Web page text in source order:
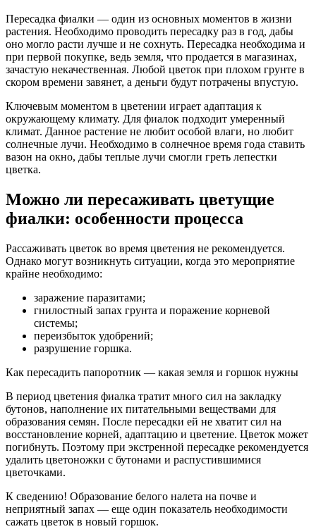
Пересадка фиалки — один из основных моментов в жизни
растения. Необходимо проводить пересадку раз в год, дабы
оно могло расти лучше и не сохнуть. Пересадка необходима и
при первой покупке, ведь земля, что продается в магазинах,
зачастую некачественная. Любой цветок при плохом грунте в
скором времени завянет, а деньги будут потрачены впустую.
Ключевым моментом в цветении играет адаптация к
окружающему климату. Для фиалок подходит умеренный
климат. Данное растение не любит особой влаги, но любит
солнечные лучи. Необходимо в солнечное время года ставить
вазон на окно, дабы теплые лучи смогли греть лепестки
цветка.
Можно ли пересаживать цветущие
фиалки: особенности процесса
Рассаживать цветок во время цветения не рекомендуется.
Однако могут возникнуть ситуации, когда это мероприятие
крайне необходимо:
заражение паразитами;
гнилостный запах грунта и поражение корневой
системы;
переизбыток удобрений;
разрушение горшка.
Как пересадить папоротник — какая земля и горшок нужны
В период цветения фиалка тратит много сил на закладку
бутонов, наполнение их питательными веществами для
образования семян. После пересадки ей не хватит сил на
восстановление корней, адаптацию и цветение. Цветок может
погибнуть. Поэтому при экстренной пересадке рекомендуется
удалить цветоножки с бутонами и распустившимися
цветочками.
К сведению! Образование белого налета на почве и
неприятный запах — еще один показатель необходимости
сажать цветок в новый горшок.